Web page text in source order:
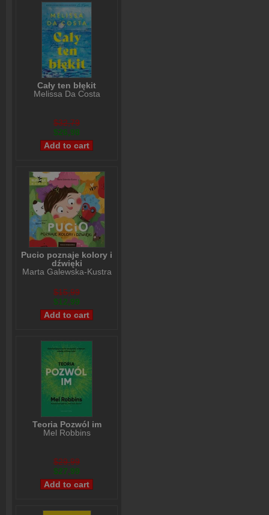
Cały ten błękit
Melissa Da Costa
$32,79
$26,98
Pucio poznaje kolory i
dźwięki
Marta Galewska-Kustra
$15,99
$12,99
Teoria Pozwól im
Mel Robbins
$29,99
$27,99